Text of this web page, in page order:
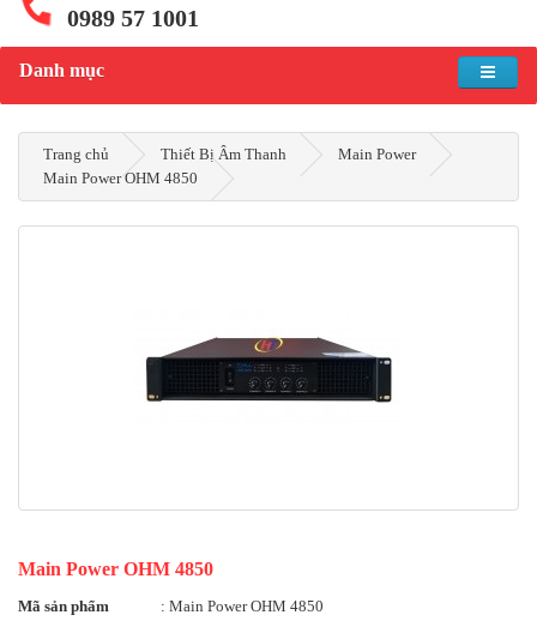
0989 57 1001
Danh mục
Trang chủ Thiết Bị Âm Thanh
Main Power
Main Power OHM 4850
Main Power OHM 4850
Mã sản phẩm
: Main Power OHM 4850